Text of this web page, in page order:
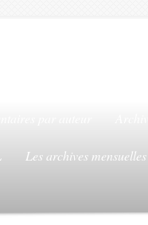
Les archives